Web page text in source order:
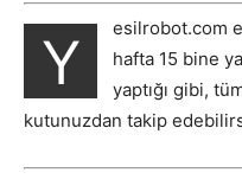
Y
esilrobot.com
hafta 15 bine
yaptığı gibi,
kutunuzdan takip